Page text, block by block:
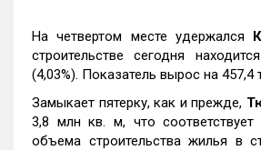
На четвертом месте удержался
строительстве сегодня
(4,03%). Показатель вырос на 457,4
Замыкает пятерку, как и прежде,
3,8 млн кв. м, что
объема строительства жилья в